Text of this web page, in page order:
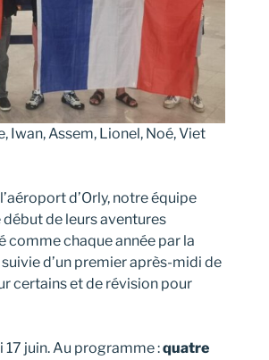
Iwan, Assem, Lionel, Noé, Viet
d’Orly, notre équipe
début de leurs aventures
chaque année par la
d’un premier après-midi de
certains et de révision pour
17 juin. Au programme :quatre